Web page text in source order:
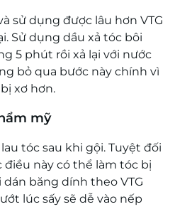
sử dụng được lâu hơn VTG
Sử dụng dầu xả tóc bôi
5 phút rồi xả lại với nước
bỏ qua bước này chính vì
xơ hơn.
mỹ
tóc sau khi gội. Tuyệt đối
điều này có thể làm tóc bị
dán băng dính theo VTG
lúc sấy sẽ dễ vào nếp